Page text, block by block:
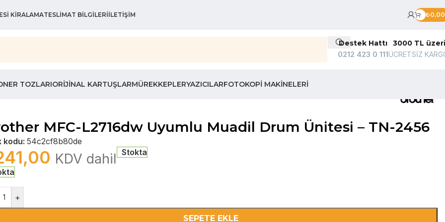
KIRALAMATESLIMAT BILGILERIİLETIŞIM ₺0,00
Destek Hattı
0212 423 0 111
3000 TL üzeri
ÜCRETSİZ
TOZLARIORIJINAL KARTUŞLARMÜREKKEPLERYAZICILARFOTOKOPI MAKINELERI
MFC-L2716dw Uyumlu Muadil Drum Ünitesi – TN-2456
kodu:54c2cf8b80de
KDV dahil Stokta
+
SEPETE EKLE